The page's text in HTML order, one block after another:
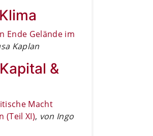
Ende Gelände im
Kaplan
&
Macht
(Teil XI), von Ingo